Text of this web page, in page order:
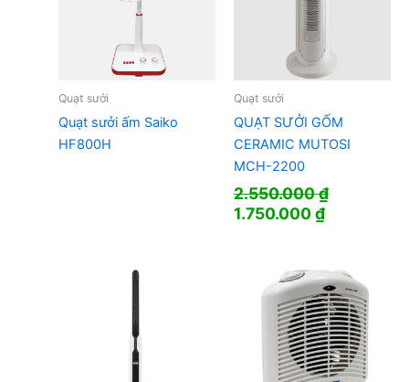
Quạt sưởi
Quạt sưởi ấm Saiko
HF800H
Quạt sưởi
QUẠT SƯỞI GỐM
CERAMIC MUTOSI
MCH-2200
2.550.000₫
Giá
2.550.000 ₫.
1.750.000₫Giá
là:
1.750.000